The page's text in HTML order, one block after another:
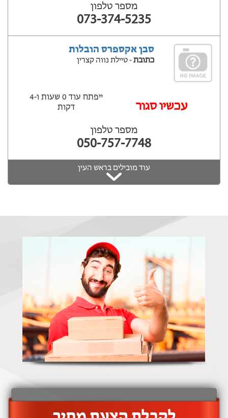
מספר טלפון
073-374-5235
סבן אקספרס הובלות
כתובת- טיילת נווה קצרין
‫עכשיו סגור
ייפתח עוד 0 שעות ‫ו-4
דקות
מספר טלפון
050-757-7748
עוד מובילים בראש העין